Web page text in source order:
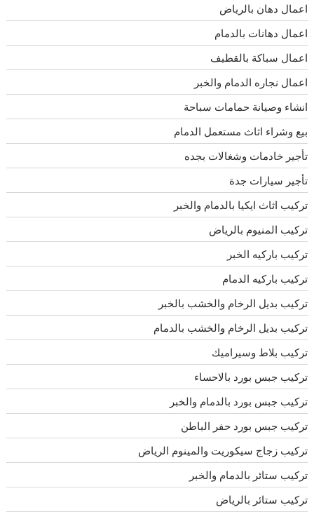
اعمال دهان بالرياض
اعمال دهانات بالدمام
اعمال سباكة بالقطيف
اعمال نجاره الدمام والخبر
انشاء وصيانة حمامات سباحة
بيع وشراء اثاث مستعمل الدمام
تأجير خادمات وشغالات بجده
تأجير سيارات جدة
تركيب اثاث ايكيا بالدمام والخبر
تركيب المنيوم بالرياض
تركيب باركيه الخبر
تركيب باركيه الدمام
تركيب بديل الرخام والخشب بالخبر
تركيب بديل الرخام والخشب بالدمام
تركيب بلاط وسيراميك
تركيب جبس بورد بالاحساء
تركيب جبس بورد بالدمام والخبر
تركيب جبس بورد حفر الباطن
تركيب زجاج سيكوريت والمينوم الرياض
تركيب ستائر بالدمام والخبر
تركيب ستائر بالرياض